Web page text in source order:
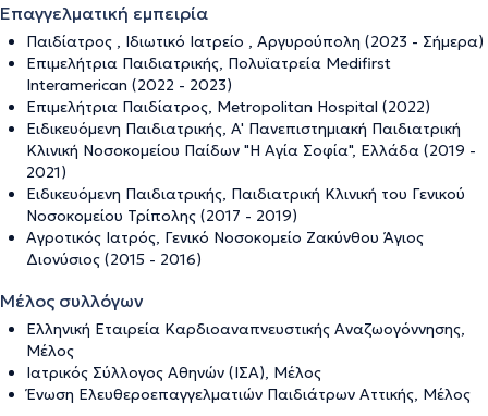
Επαγγελματική εμπειρία
Παιδίατρος , Ιδιωτικό Ιατρείο , Αργυρούπολη (2023 - Σήμερα)
Eπιμελήτρια Παιδιατρικής, Πολυϊατρεία Medifirst
Interamerican (2022 - 2023)
Επιμελήτρια Παιδίατρος, Metropolitan Hospital (2022)
Ειδικευόμενη Παιδιατρικής, A' Πανεπιστημιακή Παιδιατρική
Κλινική Νοσοκομείου Παίδων "Η Αγία Σοφία", Ελλάδα (2019 -
2021)
Ειδικευόμενη Παιδιατρικής, Παιδιατρική Κλινική του Γενικού
Νοσοκομείου Τρίπολης (2017 - 2019)
Αγροτικός Ιατρός, Γενικό Νοσοκομείο Ζακύνθου Άγιος
Διονύσιος (2015 - 2016)
Μέλος συλλόγων
Ελληνική Εταιρεία Καρδιοαναπνευστικής Αναζωογόννησης,
Μέλος
Ιατρικός Σύλλογος Αθηνών (ΙΣΑ), Μέλος
Ένωση Ελευθεροεπαγγελματιών Παιδιάτρων Αττικής, Μέλος